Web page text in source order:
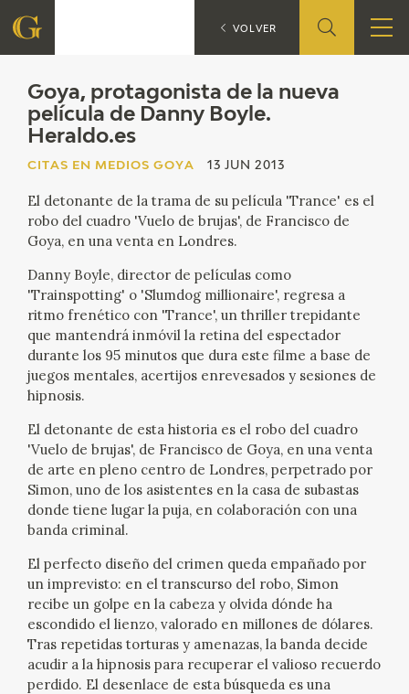
FUNDACIÓN
QUIENES SOMOS
ACCIÓN CORPORATIVA
SEDE
CONTACTO
PROGRAMACIÓN
ACTIVIDADES
ACTUALIDAD
SALA DE PRENSA
BLOG CUADERNO ITALIANO
FRANCISCO DE GOYA
Goya, protagonista de la nueva
película de Danny Boyle.
Heraldo.es
CITAS EN MEDIOS GOYA 13 JUN 2013
El detonante de la trama de su película 'Trance' es el
robo del cuadro 'Vuelo de brujas', de Francisco de
Goya, en una venta en Londres.
Danny Boyle, director de películas como
'Trainspotting' o 'Slumdog millionaire', regresa a
ritmo frenético con 'Trance', un thriller trepidante
que mantendrá inmóvil la retina del espectador
durante los 95 minutos que dura este filme a base de
juegos mentales, acertijos enrevesados y sesiones de
hipnosis.
El detonante de esta historia es el robo del cuadro
'Vuelo de brujas', de Francisco de Goya, en una venta
de arte en pleno centro de Londres, perpetrado por
Simon, uno de los asistentes en la casa de subastas
donde tiene lugar la puja, en colaboración con una
banda criminal.
El perfecto diseño del crimen queda empañado por
un imprevisto: en el transcurso del robo, Simon
recibe un golpe en la cabeza y olvida dónde ha
escondido el lienzo, valorado en millones de dólares.
Tras repetidas torturas y amenazas, la banda decide
acudir a la hipnosis para recuperar el valioso recuerdo
perdido. El desenlace de esta búsqueda es una
CITAS EN MEDIOS GOYA
VOLVER